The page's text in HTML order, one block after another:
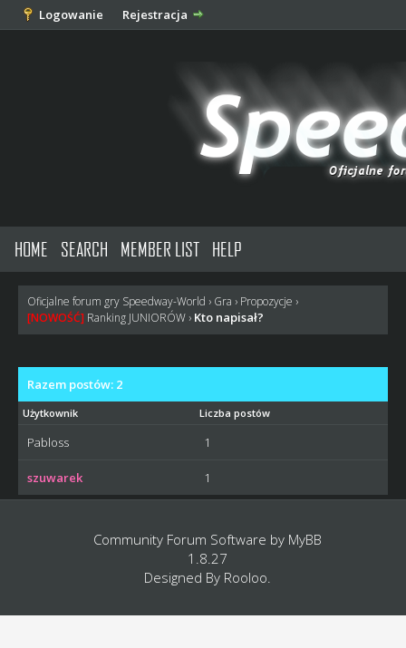
Logowanie Rejestracja
HOME SEARCH MEMBER LIST HELP
Oficjalne forum gry Speedway-World › Gra › Propozycje ›
[NOWOŚĆ]Ranking JUNIORÓW › Kto napisał?
Razem postów: 2
Użytkownik Liczba postów
Pabloss 1
szuwarek 1
Community Forum Software by MyBB
1.8.27
Designed By Rooloo.